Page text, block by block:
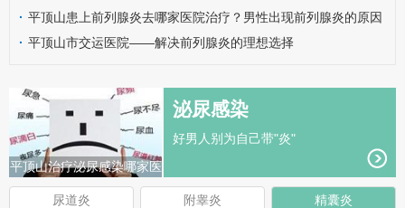
炎吗？
· 平顶山患上前列腺炎去哪家医院治疗？男性出现前列腺炎的原因
有哪些呢？
· 平顶山市交运医院——解决前列腺炎的理想选择
平顶山治疗泌尿感染哪家医
院好？
泌尿感染
好男人别为自己带"炎"
尿道炎 附睾炎 精囊炎